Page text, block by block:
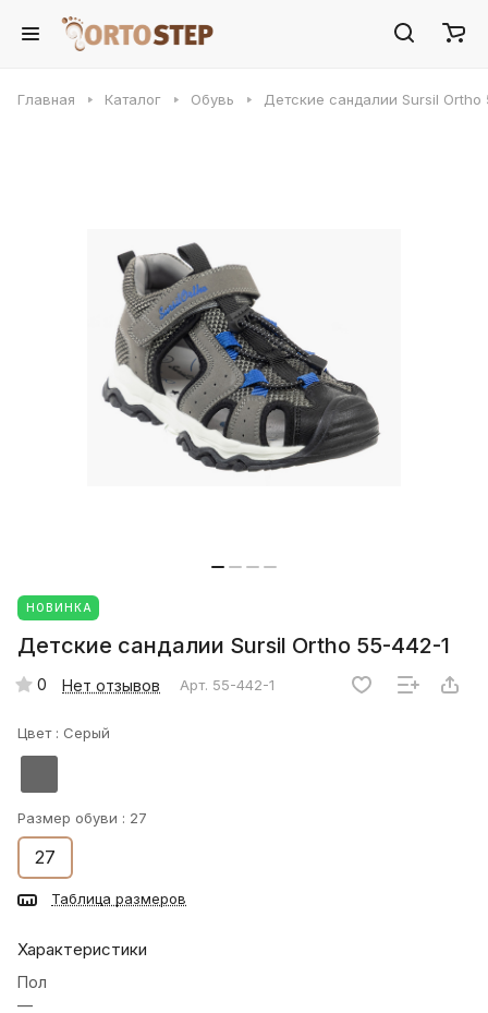
Главная Каталог Обувь Детские сандалии Sursil Ortho
НОВИНКА
Детские сандалии Sursil Ortho 55-442-1
0 Нет отзывов Арт. 55-442-1
Цвет : Серый
Размер обуви : 27
27
Таблица размеров
Характеристики
Пол
—